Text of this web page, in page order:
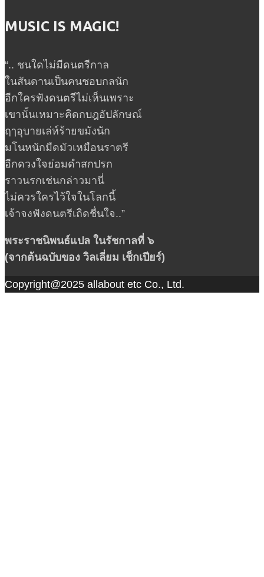
MUSIC IS MAGIC!
“.. ชนใดไม่มีดนตรีกาล
ในสันดานเป็นคนชอบกลนัก
อีกใครฟังดนตรีไม่เห็นเพราะ
เขานั้นเหมาะคิดกบฎอัปลักษณ์
ฤๅอุบายเล่ห์ร้ายขมังนัก
มโนหนักมืดมัวเหมือนราตรี
อีกดวงใจย่อมดำสกปรก
ราวนรกเช่นกล่าวมานี่
ไม่ควรใครไว้ใจในโลกนี้
เจ้าจงฟังดนตรีเถิดชื่นใจ..”
พระราชนิพนธ์แปล ในรัชกาลที่ ๖
(จากต้นฉบับของ วิลเลี่ยม เช็กเปียร์)
Copyright@2025 allabout etc Co., Ltd.